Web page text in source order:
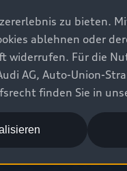
zu bieten.
ablehnen oder
Für die
AG, Auto-Union-
finden Sie in